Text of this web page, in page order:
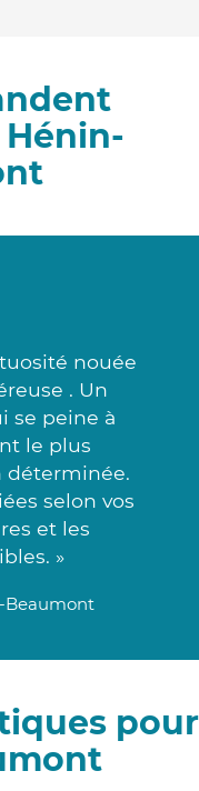
nouée
. Un
se peine à
le plus
déterminée.
selon vos
et les
»
Beaumont
pour